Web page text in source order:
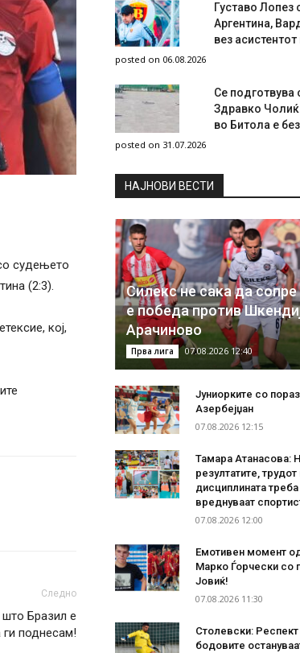
судењето
(2:3).
кој,
Следно
Бразил е
поднесам!
Густаво Лопез
Аргентина,
вез
posted on 06.08.2026
Се подготвува
Здравко Чолиќ
во Битола е
posted on 31.07.2026
НAЈНОВИ ВЕСТИ
Силекс не сака да
е победа против
Арачиново
Прва лига 07.08.2026 12:40
Јуниорките со
Азербејџан
07.08.2026 12:15
Тамара Атанасова:
резултатите, трудот
дисциплината
вреднуваат
07.08.2026 12:00
Емотивен момент
Марко Ѓорчески со
Јовиќ!
07.08.2026 11:30
Столевски:
бодовите